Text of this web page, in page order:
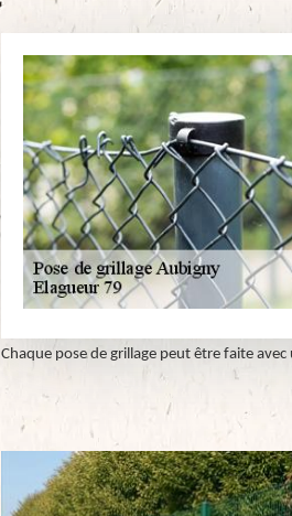
Chaque pose de grillage peut être faite